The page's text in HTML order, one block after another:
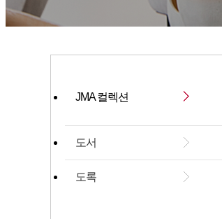
JMA 컬렉션
도서
도록